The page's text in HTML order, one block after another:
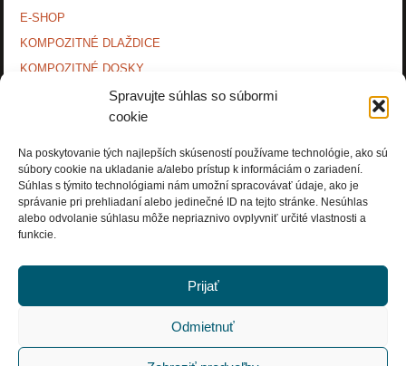
Spravujte súhlas so súbormi
cookie
Na poskytovanie tých najlepších skúseností používame technológie, ako sú
súbory cookie na ukladanie a/alebo prístup k informáciám o zariadení.
Súhlas s týmito technológiami nám umožní spracovávať údaje, ako je
správanie pri prehliadaní alebo jedinečné ID na tejto stránke. Nesúhlas
alebo odvolanie súhlasu môže nepriaznivo ovplyvniť určité vlastnosti a
funkcie.
Prijať
Odmietnuť
E-SHOP
KOMPOZITNÉ DLAŽDICE
KOMPOZITNÉ DOSKY.
MONTÁŽNE NÁVODY
OCHRANA OSOBNÝCH ÚDAJOV
PRÍSLUŠENSTVO.
Zásady používania súborov cookie (EÚ)
Copyright © Rosnička Slovakia, a.s. 2018. All Rights Reserved.